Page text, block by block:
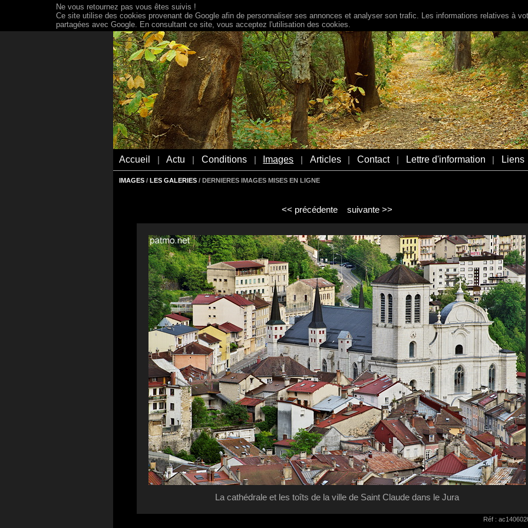
Accueil Actu Conditions Images Articles Contact Lettre d'information Liens
IMAGES / LES GALERIES / DERNIERES IMAGES MISES EN LIGNE
<< précédente suivante >>
La cathédrale et les toîts de la ville de Saint Claude dans le Jura
Réf :
Ne vous retournez pas vous êtes suivis !
Ce site utilise des cookies provenant de Google afin de personnaliser ses annonces et analyser son trafic. Les informations relatives à
partagées avec Google. En consultant ce site, vous acceptez l'utilisation des cookies.